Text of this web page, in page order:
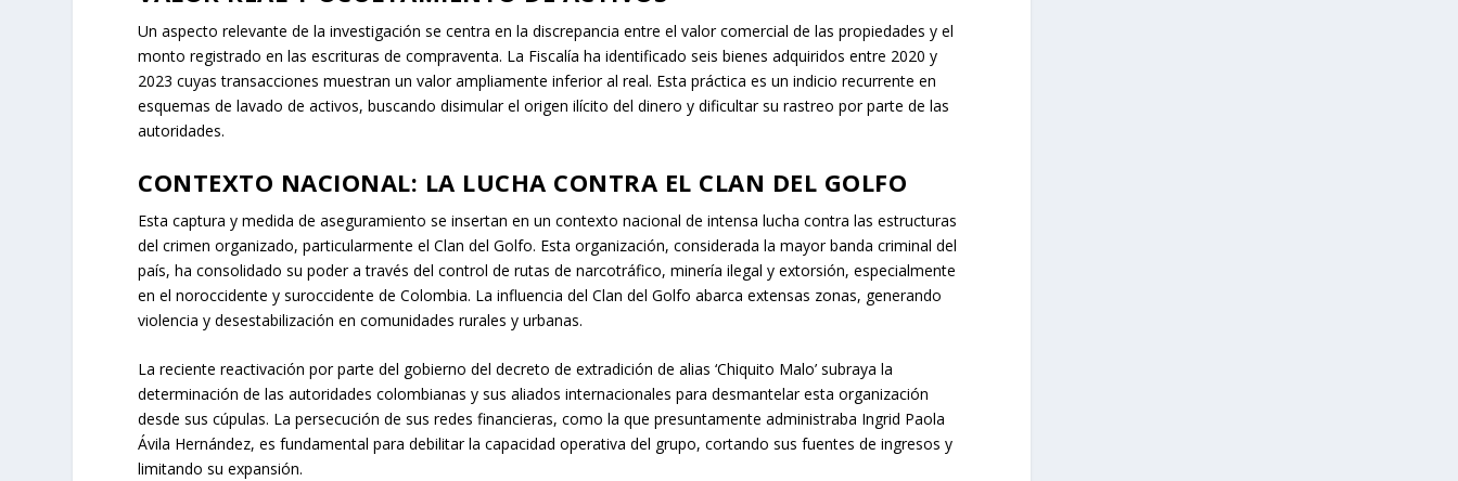
Un aspecto relevante de la investigación se centra en la discrepancia entre el valor comercial de las propiedades y el
monto registrado en las escrituras de compraventa. La Fiscalía ha identificado seis bienes adquiridos entre 2020 y
2023 cuyas transacciones muestran un valor ampliamente inferior al real. Esta práctica es un indicio recurrente en
esquemas de lavado de activos, buscando disimular el origen ilícito del dinero y dificultar su rastreo por parte de las
autoridades.
CONTEXTO NACIONAL: LA LUCHA CONTRA EL CLAN DEL GOLFO
Esta captura y medida de aseguramiento se insertan en un contexto nacional de intensa lucha contra las estructuras
del crimen organizado, particularmente el Clan del Golfo. Esta organización, considerada la mayor banda criminal del
país, ha consolidado su poder a través del control de rutas de narcotráfico, minería ilegal y extorsión, especialmente
en el noroccidente y suroccidente de Colombia. La influencia del Clan del Golfo abarca extensas zonas, generando
violencia y desestabilización en comunidades rurales y urbanas.
La reciente reactivación por parte del gobierno del decreto de extradición de alias ‘Chiquito Malo’ subraya la
determinación de las autoridades colombianas y sus aliados internacionales para desmantelar esta organización
desde sus cúpulas. La persecución de sus redes financieras, como la que presuntamente administraba Ingrid Paola
Ávila Hernández, es fundamental para debilitar la capacidad operativa del grupo, cortando sus fuentes de ingresos y
limitando su expansión.